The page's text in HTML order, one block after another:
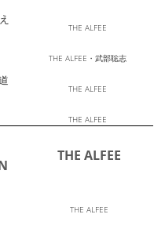
THE ALFEE
THE ALFEE・武部聡志
THE ALFEE
THE ALFEE
THE ALFEE
THE ALFEE